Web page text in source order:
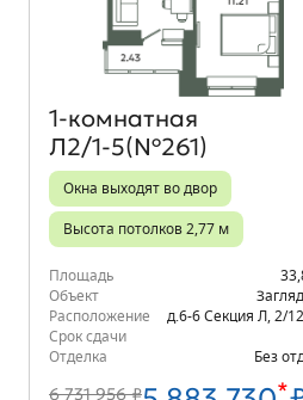
1‑комнатная
Л2/1-5(№261)
Окна выходят во двор
Высота потолков 2,77 м
Площадь
Объект
Расположение
д.6-6 Секция Л 2/12
Срок сдачи
Отделка
Без
6 731 956 ₽ *